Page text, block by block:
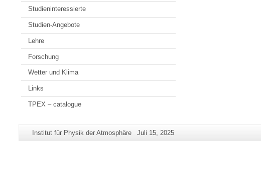
Studieninteressierte
Studien-Angebote
Lehre
Forschung
Wetter und Klima
Links
TPEX – catalogue
Zusätzliche
Seiten-
Institut für Physik der Atmosphäre
Letzte
Juli 15, 2025